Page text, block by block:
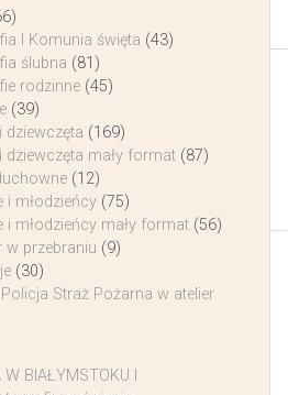
I Komunia święta (43)
ślubna (81)
rodzinne (45)
(39)
dziewczęta (169)
dziewczęta mały format (87)
(12)
i młodzieńcy (75)
i młodzieńcy mały format (56)
w przebraniu (9)
(30)
Straż Pożarna w atelier
BIAŁYMSTOKU I